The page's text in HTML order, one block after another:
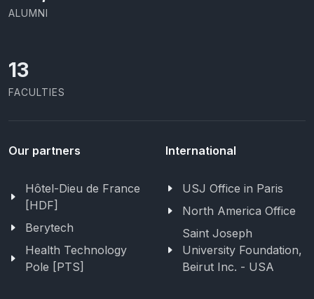
ALUMNI
13
FACULTIES
Our partners
Hôtel-Dieu de France
[HDF]
Berytech
Health Technology
Pole [PTS]
International
USJ Office in Paris
North America Office
Saint Joseph
University Foundation,
Beirut Inc. - USA